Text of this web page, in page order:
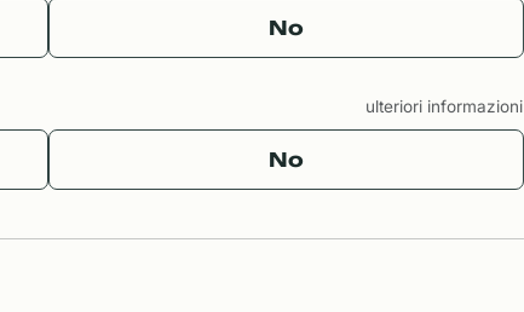
No
ulteriori informazioni
No